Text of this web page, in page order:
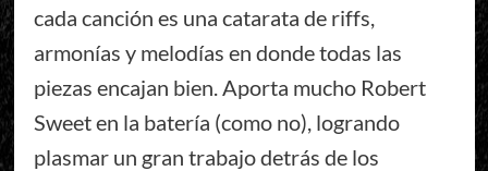
cada canción es una catarata de riffs,
armonías y melodías en donde todas las
piezas encajan bien. Aporta mucho Robert
Sweet en la batería (como no), logrando
plasmar un gran trabajo detrás de los